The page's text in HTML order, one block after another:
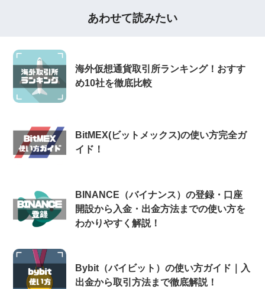
あわせて読みたい
海外仮想通貨取引所ランキング！おすす
め10社を徹底比較
BitMEX(ビットメックス)の使い方完全ガ
イド！
BINANCE（バイナンス）の登録・口座
開設から入金・出金方法までの使い方を
わかりやすく解説！
Bybit（バイビット）の使い方ガイド｜入
出金から取引方法まで徹底解説！